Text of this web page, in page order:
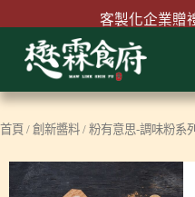
至
內
客製化企業贈
首購結帳輸入『
首頁 / 創新醬料 / 粉有意思-調味粉系